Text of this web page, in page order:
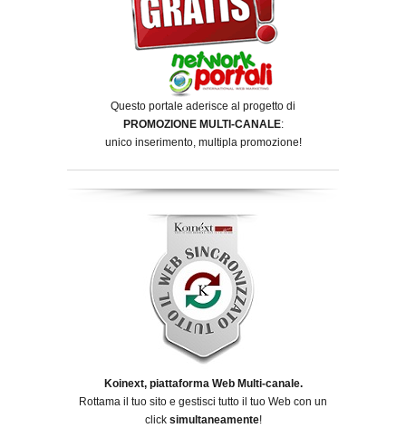
Questo portale aderisce al progetto di
PROMOZIONE MULTI-CANALE:
unico inserimento, multipla promozione!
Koinext, piattaforma Web Multi-canale.
Rottama il tuo sito e gestisci tutto il tuo Web con un
click simultaneamente!